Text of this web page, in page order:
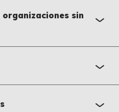
organizaciones sin